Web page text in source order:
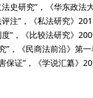
史研究”，《华东政法
注”，《私法研究》
”，《比较法研究》
”，《民商法前沿》第
保证”，《学说汇纂》